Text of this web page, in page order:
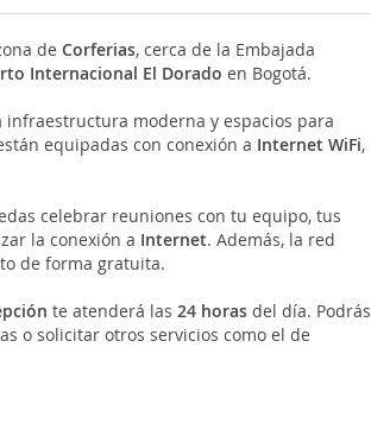
deCorferias, cerca de la Embajada
Internacional El Dorado en Bogotá.
moderna y espacios para
equipadas con conexión a Internet WiFi,
celebrar reuniones con tu equipo, tus
la conexión a Internet. Además, la red
de forma gratuita.
te atenderá las 24 horas del día. Podrás
o solicitar otros servicios como el de